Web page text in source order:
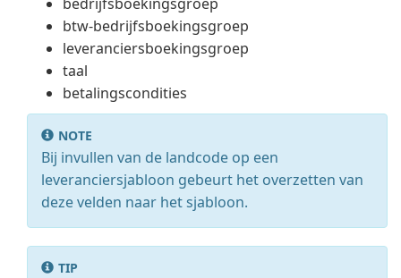
btw-bedrijfsboekingsgroep
leveranciersboekingsgroep
taal
betalingscondities
NOTE
Bij invullen van de landcode op een
leveranciersjabloon gebeurt het overzetten van
deze velden naar het sjabloon.
TIP